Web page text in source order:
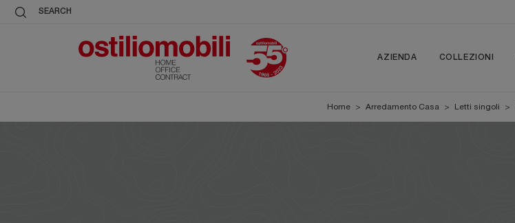
SEARCH
AZIENDA COLLEZIONI
Home > Arredamento Casa > Letti singoli >